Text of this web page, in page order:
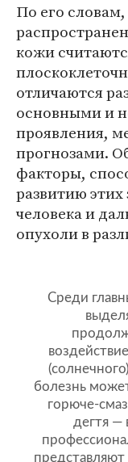
По его
кожи
отличаются
основными и
проявления,
прогнозами.
факторы,
развитию
человека и
опухоли в
Среди
болезнь
горюче-
дегтя —